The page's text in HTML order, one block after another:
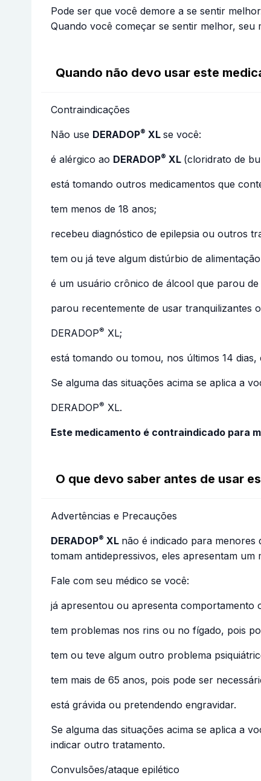
Pode ser que você demore a se sentir
Quando você começar se sentir melhor,
Quando não devo usar este
Contraindicações
Não use DERADOP® XL se você:
é alérgico ao DERADOP® XL (cloridrato de
está tomando outros medicamentos que
tem menos de 18 anos;
recebeu diagnóstico de epilepsia ou outros
tem ou já teve algum distúrbio de
é um usuário crônico de álcool que parou
parou recentemente de usar tranquilizantes
DERADOP® XL;
está tomando ou tomou, nos últimos 14
Se alguma das situações acima se aplica a
DERADOP® XL.
Este medicamento é contraindicado para
O que devo saber antes de usar
Advertências e Precauções
DERADOP® XL não é indicado para menores
tomam antidepressivos, eles apresentam
Fale com seu médico se você:
já apresentou ou apresenta comportamento
tem problemas nos rins ou no fígado, pois
tem ou teve algum outro problema
tem mais de 65 anos, pois pode ser
está grávida ou pretendendo engravidar.
Se alguma das situações acima se aplica a
indicar outro tratamento.
Convulsões/ataque epilético